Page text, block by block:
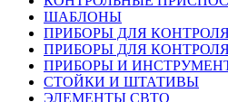
ШАБЛОНЫ
ПРИБОРЫ ДЛЯ
ПРИБОРЫ ДЛЯ
ПРИБОРЫ И ИНСТРУМЕНТ
СТОЙКИ И ШТАТИВЫ
ЭЛЕМЕНТЫ СВТО